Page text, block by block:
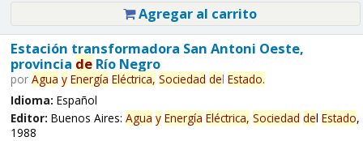
Agregar al carrito
Estación transformadora San Antoni Oeste,
provincia deRío Negro
por Agua y Energía Eléctrica, Sociedad del Estado.
Idioma: Español
Editor: Buenos Aires: Agua y Energía Eléctrica, Sociedad del Estado,
1988